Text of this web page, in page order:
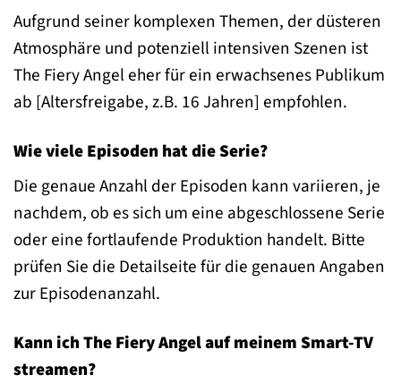
Aufgrund seiner komplexen Themen, der düsteren
Atmosphäre und potenziell intensiven Szenen ist
The Fiery Angel eher für ein erwachsenes Publikum
ab [Altersfreigabe, z.B. 16 Jahren] empfohlen.
Wie viele Episoden hat die Serie?
Die genaue Anzahl der Episoden kann variieren, je
nachdem, ob es sich um eine abgeschlossene Serie
oder eine fortlaufende Produktion handelt. Bitte
prüfen Sie die Detailseite für die genauen Angaben
zur Episodenanzahl.
Kann ich The Fiery Angel auf meinem Smart-TV
streamen?